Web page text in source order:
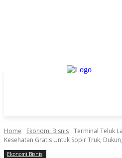
Home Ekonomi Bisnis Terminal Teluk
Kesehatan Gratis Untuk Sopir Truk,
Ekonomi Bisnis